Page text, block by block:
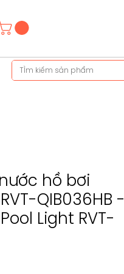
hồ bơi
QIB036HB -
Light RVT-